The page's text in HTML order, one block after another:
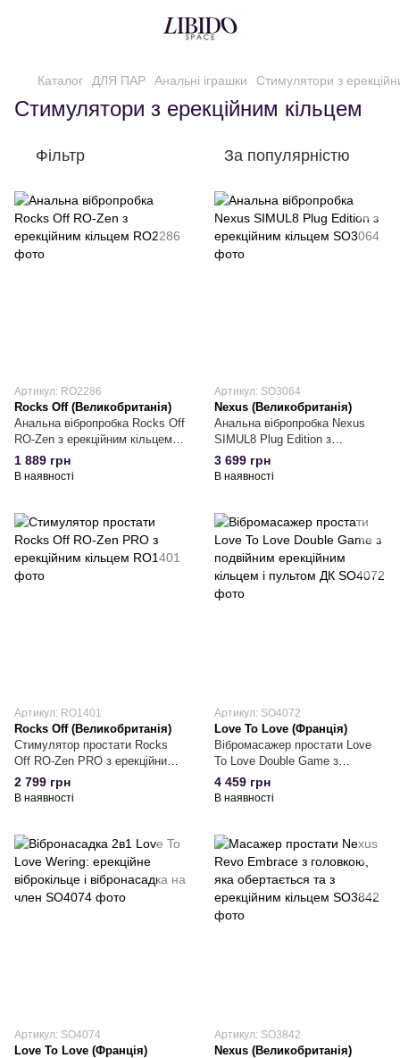
Каталог ДЛЯ ПАР Анальні іграшки Стимулятори з
Стимулятори з ерекційним кільцем
Фільтр За популярністю
Артикул: RO2286
Rocks Off (Великобританія)
Анальна вібропробка Rocks Off
RO-Zen з ерекційним кільцем,
Чорний
1 889 грн
В наявності
Артикул: SO3064
Nexus (Великобританія)
Анальна вібропробка Nexus
SIMUL8 Plug Edition з
ерекційним кільцем
3 699 грн
В наявності
Артикул: RO1401
Rocks Off (Великобританія)
Стимулятор простати Rocks
Off RO-Zen PRO з ерекційним
кільцем, Чорний
2 799 грн
В наявності
Артикул: SO4072
Love To Love (Франція)
Вібромасажер простати Love
To Love Double Game з
подвійним ерекційним кільцем і
пультом ДК
4 459 грн
В наявності
Артикул: SO4074
Love To Love (Франція)
Артикул: SO3842
Nexus (Великобританія)